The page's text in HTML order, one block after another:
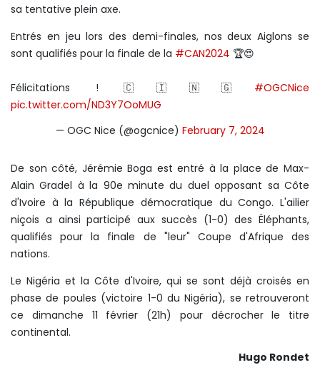
sa tentative plein axe.
Entrés en jeu lors des demi-finales, nos deux Aiglons se
sont qualifiés pour la finale de la #CAN2024 🏆😍
Félicitations ! 🇨🇮🇳🇬 #OGCNice
pic.twitter.com/ND3Y7OoMUG
— OGC Nice (@ogcnice) February 7, 2024
De son côté, Jérémie Boga est entré à la place de Max-
Alain Gradel à la 90e minute du duel opposant sa Côte
d'Ivoire à la République démocratique du Congo. L'ailier
niçois a ainsi participé aux succès (1-0) des Éléphants,
qualifiés pour la finale de "leur" Coupe d'Afrique des
nations.
Le Nigéria et la Côte d'Ivoire, qui se sont déjà croisés en
phase de poules (victoire 1-0 du Nigéria), se retrouveront
ce dimanche 11 février (21h) pour décrocher le titre
continental.
Hugo Rondet